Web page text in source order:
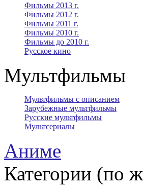
Фильмы 2013 г.
Фильмы 2012 г.
Фильмы 2011 г.
Фильмы 2010 г.
Фильмы до 2010 г.
Русское кино
Мультфильмы
Мультфильмы с описанием
Зарубежные мультфильмы
Русские мультфильмы
Мультсериалы
Аниме
Категории (по